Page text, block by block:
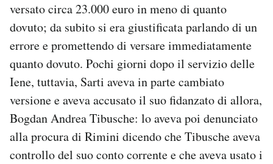
versato circa 23.000 euro in meno di quanto
dovuto; da subito si era giustificata parlando di un
errore e promettendo di versare immediatamente
quanto dovuto. Pochi giorni dopo il servizio delle
Iene, tuttavia, Sarti aveva in parte cambiato
versione e aveva accusato il suo fidanzato di allora,
Bogdan Andrea Tibusche: lo aveva poi denunciato
alla procura di Rimini dicendo che Tibusche aveva
controllo del suo conto corrente e che aveva usato i